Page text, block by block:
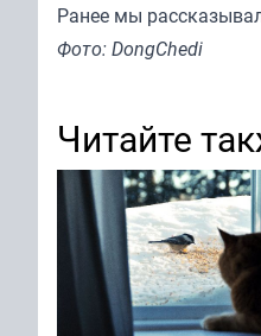
Ранее мы
Фото: DongChedi
Читайте